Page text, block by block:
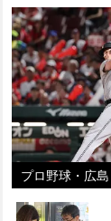
プロ野球・広